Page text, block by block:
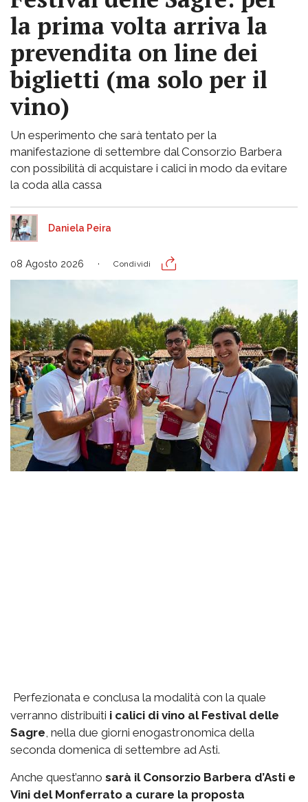
la prima volta arriva la
prevendita on line dei
biglietti (ma solo per il
vino)
Un esperimento che sarà tentato per la
manifestazione di settembre dal Consorzio Barbera
con possibilità di acquistare i calici in modo da evitare
la coda alla cassa
Daniela Peira
08 Agosto 2026 Condividi
Perfezionata e conclusa la modalità con la quale
verranno distribuiti i calici di vino al Festival delle
Sagre , nella due giorni enogastronomica della
seconda domenica di settembre ad Asti.
Anche quest’anno sarà il Consorzio Barbera d’Asti e
Vini del Monferrato a curare la proposta